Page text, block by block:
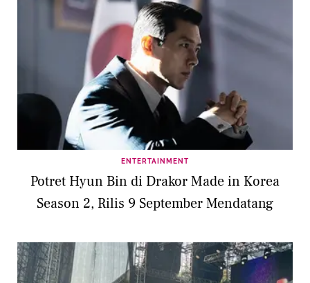
ENTERTAINMENT
Potret Hyun Bin di Drakor Made in Korea
Season 2, Rilis 9 September Mendatang